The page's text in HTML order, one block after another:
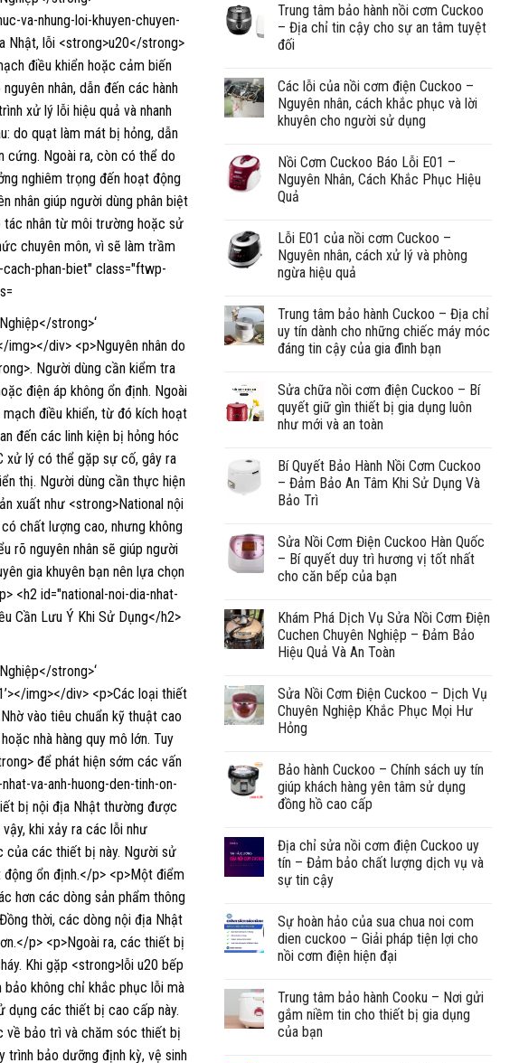
Trung tâm bảo hành nồi cơm Cuckoo
– Địa chỉ tin cậy cho sự an tâm tuyệt
đối
Các lỗi của nồi cơm điện Cuckoo –
Nguyên nhân, cách khắc phục và lời
khuyên cho người sử dụng
Nồi Cơm Cuckoo Báo Lỗi E01 –
Nguyên Nhân, Cách Khắc Phục Hiệu
Quả
Lỗi E01 của nồi cơm Cuckoo –
Nguyên nhân, cách xử lý và phòng
ngừa hiệu quả
Trung tâm bảo hành Cuckoo – Địa chỉ
uy tín dành cho những chiếc máy móc
đáng tin cậy của gia đình bạn
Sửa chữa nồi cơm điện Cuckoo – Bí
quyết giữ gìn thiết bị gia dụng luôn
như mới và an toàn
Bí Quyết Bảo Hành Nồi Cơm Cuckoo
– Đảm Bảo An Tâm Khi Sử Dụng Và
Bảo Trì
Sửa Nồi Cơm Điện Cuckoo Hàn Quốc
– Bí quyết duy trì hương vị tốt nhất
cho căn bếp của bạn
Khám Phá Dịch Vụ Sửa Nồi Cơm Điện
Cuchen Chuyên Nghiệp – Đảm Bảo
Hiệu Quả Và An Toàn
Sửa Nồi Cơm Điện Cuckoo – Dịch Vụ
Chuyên Nghiệp Khắc Phục Mọi Hư
Hỏng
Bảo hành Cuckoo – Chính sách uy tín
giúp khách hàng yên tâm sử dụng
đồng hồ cao cấp
Địa chỉ sửa nồi cơm điện Cuckoo uy
tín – Đảm bảo chất lượng dịch vụ và
sự tin cậy
Sự hoàn hảo của sua chua noi com
dien cuckoo – Giải pháp tiện lợi cho
nồi cơm điện hiện đại
Trung tâm bảo hành Cooku – Nơi gửi
gắm niềm tin cho thiết bị gia dụng
của bạn